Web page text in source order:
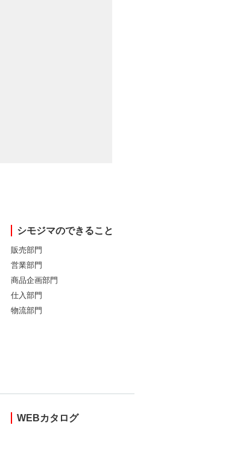
シモジマのできること
販売部門
営業部門
商品企画部門
仕入部門
物流部門
WEBカタログ